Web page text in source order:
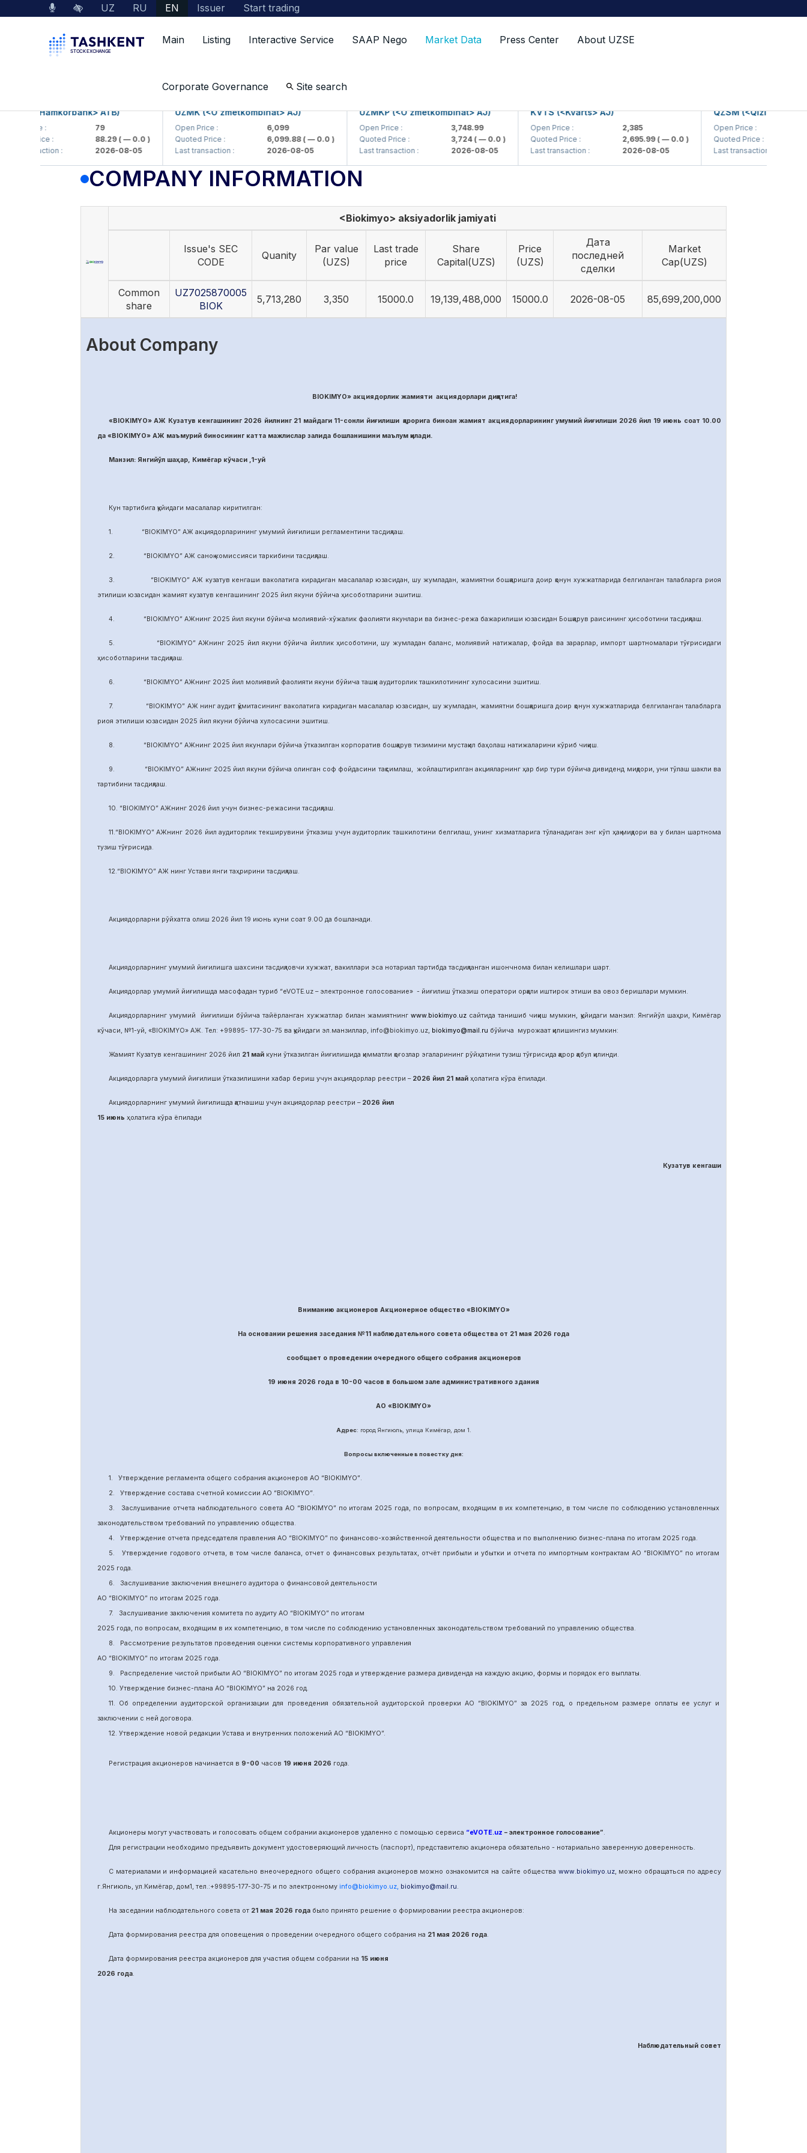
UZ RU EN Issuer Start trading
Main Listing Interactive Service SAAP Nego Market Data Press Center About UZSE
Corporate Governance Site search
Company Information
(<Hamkorbank> ATB)
88.29( — 0.0 )
transaction :
2026-08-05
UZMK (<O'zmetkombinat> AJ)
Open Price :
6,099
Quoted Price :
6,099.88( — 0.0 )
Last transaction :
2026-08-05
UZMKP (<O'zmetkombinat> AJ)
Open Price :
3,748.99
Quoted Price :
3,724( — 0.0 )
Last transaction :
2026-08-05
KVTS (<Kvarts> AJ)
Open Price :
2,385
Quoted Price :
2,695.99( — 0.0 )
Last transaction :
2026-08-05
QZSM (<Qizilqumsement>
Open Price :
Quoted Price :
Last transaction :
COMPANY INFORMATION
<Biokimyo> aksiyadorlik jamiyati
Issue's SEC
CODE
Quanity
Par value
(UZS)
Last trade
price
Share
Capital(UZS)
Price
(UZS)
Дата
последней
сделки
Market
Cap(UZS)
Common
share
UZ7025870005
BIOK
5,713,280 3,350 15000.0 19,139,488,000 15000.0 2026-08-05 85,699,200,000
About Company
BIOKIMYO» акциядорлик жамияти акциядорлари диққатига!
«BIOKIMYO» АЖ Кузатув кенгашининг 2026 йилнинг 21 майдаги 11-сонли йиғилиши қарорига биноан жамият акциядорларининг умумий йиғилиши 2026 йил 19 июнь соат 10.00
да «BIOKIMYO» АЖ маъмурий биносининг катта мажлислар залида бошланишини маълум қилади.
Манзил: Янгийўл шаҳар, Кимёгар кўчаси ,1-уй
Кун тартибига қуйидаги масалалар киритилган:
1. “BIOKIMYO” АЖ акциядорларининг умумий йиғилиши регламентини тасдиқлаш.
2. “BIOKIMYO” АЖ саноқ комиссияси таркибини тасдиқлаш.
3. “BIOKIMYO” АЖ кузатув кенгаши ваколатига кирадиган масалалар юзасидан, шу жумладан, жамиятни бошқаришга доир қонун хужжатларида белгиланган талабларга риоя
этилиши юзасидан жамият кузатув кенгашининг 2025 йил якуни бўйича ҳисоботларини эшитиш.
4. “BIOKIMYO” АЖнинг 2025 йил якуни бўйича молиявий-хўжалик фаолияти якунлари ва бизнес-режа бажарилиши юзасидан Бошқарув раисининг ҳисоботини тасдиқлаш.
5. “BIOKIMYO” АЖнинг 2025 йил якуни бўйича йиллик ҳисоботини, шу жумладан баланс, молиявий натижалар, фойда ва зарарлар, импорт шартномалари тўғрисидаги
ҳисоботларини тасдиқлаш.
6. “BIOKIMYO” АЖнинг 2025 йил молиявий фаолияти якуни бўйича ташқи аудиторлик ташкилотининг хулосасини эшитиш.
7. “BIOKIMYO” АЖ нинг аудит қўмитасининг ваколатига кирадиган масалалар юзасидан, шу жумладан, жамиятни бошқаришга доир қонун хужжатларида белгиланган талабларга
риоя этилиши юзасидан 2025 йил якуни бўйича хулосасини эшитиш.
8. “BIOKIMYO” АЖнинг 2025 йил якунлари бўйича ўтказилган корпоратив бошқарув тизимини мустақил баҳолаш натижаларини кўриб чиқиш.
9. “BIOKIMYO” АЖнинг 2025 йил якуни бўйича олинган соф фойдасини тақсимлаш, жойлаштирилган акцияларнинг ҳар бир тури бўйича дивиденд миқдори, уни тўлаш шакли ва
тартибини тасдиқлаш.
10. “BIOKIMYO” АЖнинг 2026 йил учун бизнес-режасини тасдиқлаш.
11.“BIOKIMYO” АЖнинг 2026 йил аудиторлик текширувини ўтказиш учун аудиторлик ташкилотини белгилаш, унинг хизматларига тўланадиган энг кўп ҳақ миқдори ва у билан шартнома
тузиш тўғрисида.
12.“BIOKIMYO” АЖ нинг Устави янги таҳририни тасдиқлаш.
Акциядорларни рўйхатга олиш 2026 йил 19 июнь куни соат 9.00 да бошланади.
Акциядорларнинг умумий йиғилишга шахсини тасдиқловчи хужжат, вакиллари эса нотариал тартибда тасдиқланган ишончнома билан келишлари шарт.
Акциядорлар умумий йиғилишда масофадан туриб “eVOTE.uz – электронное голосование» - йиғилиш ўтказиш оператори орқали иштирок этиши ва овоз беришлари мумкин.
Акциядорларнинг умумий йиғилиши бўйича тайёрланган хужжатлар билан жамиятнинг www.biokimyo.uzсайтида танишиб чиқиш мумкин, қуйидаги манзил: Янгийўл шаҳри, Кимёгар
кўчаси, №1-уй, «BIOKIMYO» АЖ. Тел: +99895- 177-30-75 ва қуйидаги эл.манзиллар, info@biokimyo.uz, biokimyo@mail.ru бўйича мурожаат қилишингиз мумкин:
Жамият Кузатув кенгашининг 2026 йил 21 майкуни ўтказилган йиғилишида қимматли қоғозлар эгаларининг рўйҳатини тузиш тўғрисида қарор қабул қилинди.
Акциядорларга умумий йиғилиши ўтказилишини хабар бериш учун акциядорлар реестри – 2026 йил 21 майҳолатига кўра ёпилади.
Акциядорларнинг умумий йиғилишда қатнашиш учун акциядорлар реестри – 2026 йил
15 июнь ҳолатига кўра ёпилади
Кузатув кенгаши
Вниманию акционеров Акционерное общество «BIOKIMYO»
На основании решения заседания №11 наблюдательного совета общества от 21 мая 2026 года
сообщает о проведении очередного общего собрания акционеров
19 июня 2026 года в 10-00 часов в большом зале административного здания
АО «BIOKIMYO»
Адрес: город Янгиюль, улица Кимёгар, дом 1.
Вопросы включенные в повестку дня:
1. Утверждение регламента общего собрания акционеров АО “BIOKIMYO”.
2.
Утверждение состава счетной комиссии АО “BIOKIMYO”.
3.
Заслушивание отчета наблюдательного совета АО “BIOKIMYO”по итогам 2025 года, по вопросам, входящим в их компетенцию, в том числе по соблюдению установленных
законодательством требований по управлению общества.
4.
Утверждение отчета председателя правления АО “BIOKIMYO”по финансово-хозяйственной деятельности общества и по выполнению бизнес-плана по итогам 2025 года.
5.
Утверждение годового отчета, в том числе баланса, отчет о финансовых результатах, отчёт прибыли и убытки и отчета по импортным контрактам АО “BIOKIMYO” по итогам
2025 года.
6.
Заслушивание заключения внешнего аудитора о финансовой деятельности
АО “BIOKIMYO”по итогам 2025 года.
7.
Заслушивание заключения комитета по аудитуАО “BIOKIMYO”по итогам
2025 года, по вопросам, входящим в их компетенцию, в том числе по соблюдению установленных законодательством требований по управлению общества.
8.
Рассмотрение результатов проведения оценки системы корпоративного управления
АО “BIOKIMYO”по итогам 2025 года.
9.
Распределение чистой прибыли АО “BIOKIMYO”по итогам 2025 года и утверждение размера дивиденда на каждую акцию, формы и порядок его выплаты.
10. Утверждение бизнес-плана АО “BIOKIMYO”на 2026 год.
11.
Об определении аудиторской организации для проведения обязательной аудиторской проверки АО “BIOKIMYO” за 2025 год, о предельном размере оплаты ее услуг и
заключении с ней договора.
12. Утверждение новой редакции Устава и внутренних положений АО “BIOKIMYO”.
Регистрация акционеров начинается в 9-00 часов 19 июня 2026 года.
Акционеры могут участвовать и голосовать общем собрании акционеров удаленно с помощью сервиса “eVOTE.uz – электронное голосование”.
Для регистрации необходимо предъявить документ удостоверяющий личность (паспорт), представителю акционера обязательно - нотариально заверенную доверенность.
С материалами и информацией касательно внеочередного общего собрания акционеров можно ознакомится на сайте общества www.biokimyo.uz, можно обращаться по адресу
г.Янгиюль, ул.Кимёгар, дом1, тел.:+99895-177-30-75 и по электронному info@biokimyo.uz, biokimyo@mail.ru.
На заседании наблюдательного совета от 21 мая 2026 годабыло принято решение о формировании реестра акционеров:
Дата формирования реестра для оповещения о проведении очередного общего собрания на 21 мая 2026 года.
Дата формирования реестра акционеров для участия общем собрании на 15 июня
2026 года.
Наблюдательный совет